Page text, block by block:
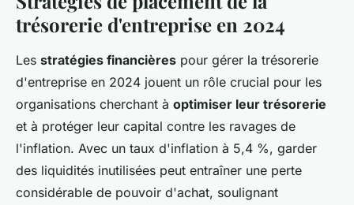
trésorerie d'entreprise en 2024
Les stratégies financières pour gérer la trésorerie
d'entreprise en 2024 jouent un rôle crucial pour les
organisations cherchant à optimiser leur trésorerie
et à protéger leur capital contre les ravages de
l'inflation. Avec un taux d'inflation à 5,4 %, garder
des liquidités inutilisées peut entraîner une perte
considérable de pouvoir d'achat, soulignant